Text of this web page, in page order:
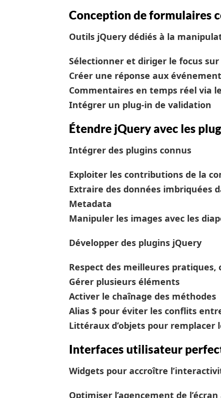
Conception de formulaires
Outils jQuery dédiés à la
Sélectionner et diriger le focus
Créer une réponse aux
Commentaires en temps réel via
Intégrer un plug-in de validation
Étendre jQuery avec les
Intégrer des plugins connus
Exploiter les contributions de la
Extraire des données imbriquées
Metadata
Manipuler les images avec les
Développer des plugins jQuery
Respect des meilleures
Gérer plusieurs éléments
Activer le chaînage des méthodes
Alias $ pour éviter les conflits
Littéraux d’objets pour remplacer
Interfaces utilisateur
Widgets pour accroître
Optimiser l’agencement de